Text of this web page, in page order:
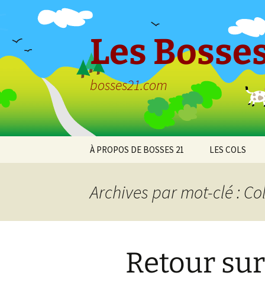
Les
bosses21.com
À PROPOS DE BOSSES 21
confidentialité
LES COLS
Chaume
Col de la
Archives par mot-clé :
Retour